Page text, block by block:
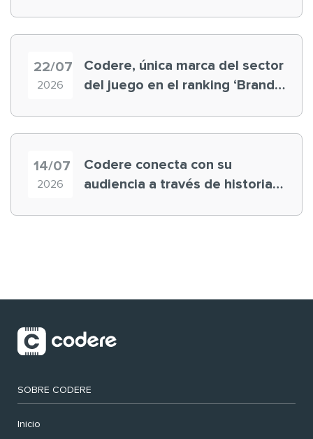
22/07
2026
Codere, única marca del sector
del juego en el ranking ‘Brand
14/07
2026
Codere conecta con su
audiencia a través de historias
SOBRE CODERE
Inicio